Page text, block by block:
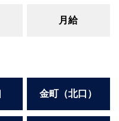
月給
金町（北口）